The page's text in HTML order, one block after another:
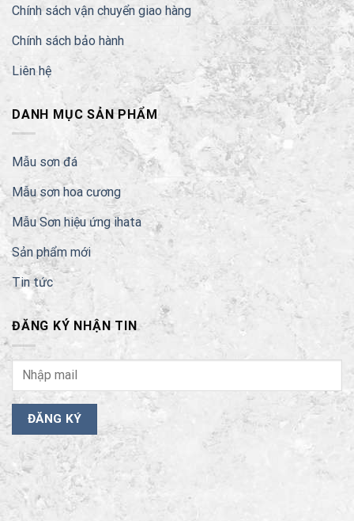
Chính sách vận chuyển giao hàng
Chính sách bảo hành
Liên hệ
DANH MỤC SẢN PHẨM
Mẫu sơn đá
Mẫu sơn hoa cương
Mẫu Sơn hiệu ứng ihata
Sản phẩm mới
Tin tức
ĐĂNG KÝ NHẬN TIN